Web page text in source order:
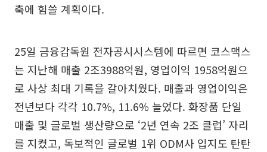
축에 힘쓸 계획이다.
25일 금융감독원 전자공시시스템에 따르면 코스맥스
는 지난해 매출 2조3988억원, 영업이익 1958억원으
로 사상 최대 기록을 갈아치웠다. 매출과 영업이익은
전년보다 각각 10.7%, 11.6% 늘었다. 화장품 단일
매출 및 글로벌 생산량으로 ‘2년 연속 2조 클럽’ 자리
를 지켰고, 독보적인 글로벌 1위 ODM사 입지도 탄탄